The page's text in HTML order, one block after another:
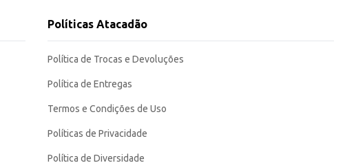
Políticas Atacadão
Política de Trocas e Devoluções
Política de Entregas
Termos e Condições de Uso
Políticas de Privacidade
Política de Diversidade